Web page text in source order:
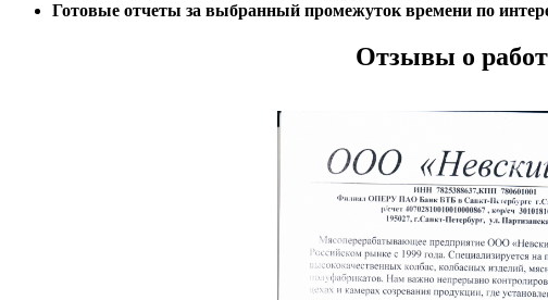
Готовые отчеты за выбранный промежуток времени по
Отзывы о